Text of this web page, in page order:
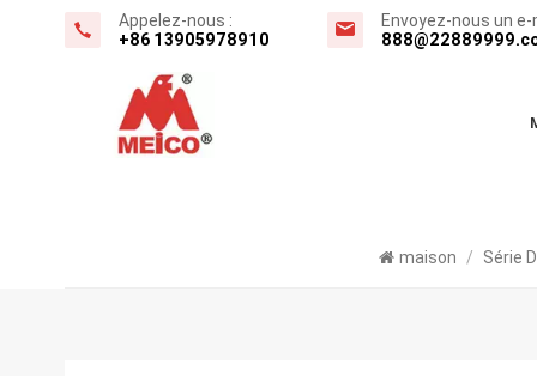
Appelez-nous :
+86 13905978910
Envoyez-nous un e-
maison / Série